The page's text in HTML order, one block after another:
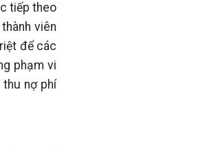
tiếp theo
viên
để các
phạm vi
nợ phí